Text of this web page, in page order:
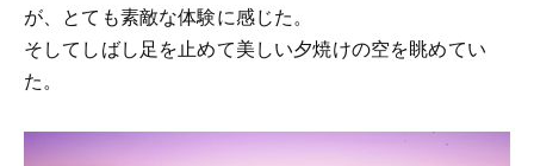
が、とても素敵な体験に感じた。
そしてしばし足を止めて美しい夕焼けの空を眺めてい
た。